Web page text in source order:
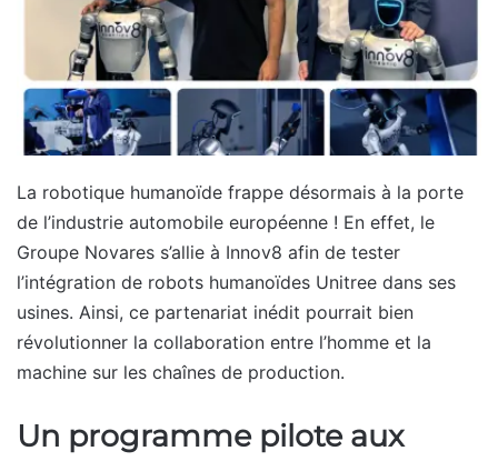
La robotique humanoïde frappe désormais à la porte
de l’industrie automobile européenne ! En effet, le
Groupe Novares s’allie à Innov8 afin de tester
l’intégration de robots humanoïdes Unitree dans ses
usines. Ainsi, ce partenariat inédit pourrait bien
révolutionner la collaboration entre l’homme et la
machine sur les chaînes de production.
Un programme pilote aux